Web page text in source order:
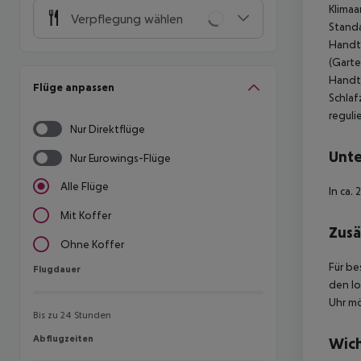
Verpflegung wählen
Flüge anpassen
Nur Direktflüge
Nur Eurowings-Flüge
Alle Flüge
Mit Koffer
Ohne Koffer
Flugdauer
Flugdauer
Bis zu 24 Stunden
Abflugzeiten
Abflugzeiten
In ca.
Für
den
Uhr